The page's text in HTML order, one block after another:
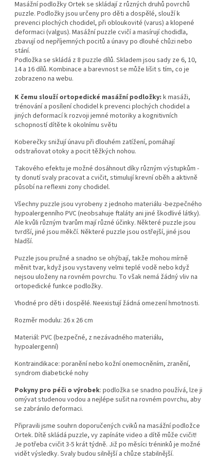
Masážní podložky Ortek se skládají z různých druhů povrchů
puzzle. Podložky jsou určeny pro děti a dospělé, slouží k
prevenci plochých chodidel, při obloukovité (varus) a klopené
deformaci (valgus). Masážní puzzle cvičí a masírují chodidla,
zbavují od nepříjemných pocitů a únavy po dlouhé chůzi nebo
stání.
Podložka se skládá z 8 puzzle dílů. Skladem jsou sady ze 6, 10,
14 a 16 dílů. Kombinace a barevnost se může lišit s tím, co je
zobrazeno na webu.
K čemu slouží ortopedické masážní podložky: k masáži,
trénování a posílení chodidel k prevenci plochých chodidel a
jiných deformací k rozvoji jemné motoriky a kognitivních
schopností dítěte k okolnímu světu
Koberečky snižují únavu při dlouhém zatížení, pomáhají
odstraňovat otoky a pocit těžkých nohou.
Takového efektu je možné dosáhnout díky různým výstupkům -
ty donutí svaly pracovat a cvičit, stimulují krevní oběh a aktivně
působí na reflexni zony chodidel.
Všechny puzzle jsou vyrobeny z jednoho materiálu -bezpečného
hypoalergenního PVC (neobsahuje ftaláty ani jiné škodlivé látky).
Ale kvůli různým tvarům mají různé účinky. Některé puzzle jsou
tvrdší, jiné jsou měkčí. Některé puzzle jsou ostřejší, jiné jsou
hladší.
Puzzle jsou pružné a snadno se ohýbají, takže mohou mírně
měnit tvar, když jsou vystaveny velmi teplé vodě nebo když
nejsou uloženy na rovném povrchu. To však nemá žádný vliv na
ortopedické funkce podložky.
Vhodné pro děti i dospělé. Neexistují žádná omezení hmotnosti.
Rozměr modulu: 26 x 26 cm
Materiál: PVC (bezpečné, z nezávadného materiálu,
hypoalergenní)
Kontraindikace: poranění nebo kožní onemocněním, zranění,
syndrom diabetické nohy
Pokyny pro péči o výrobek: podložka se snadno používá, lze ji
omývat studenou vodou a nejlépe sušit na rovném povrchu, aby
se zabránilo deformaci.
Připravili jsme souhrn doporučených cviků na masážní podložce
Ortek. Dítě skládá puzzle, vy zapínáte video a dítě může cvičit!
Je potřeba cvičit 3-5 krát týdně. Již po měsíci tréninků je možné
vidět výsledky. Svaly budou silnější a chůze stabilnější.